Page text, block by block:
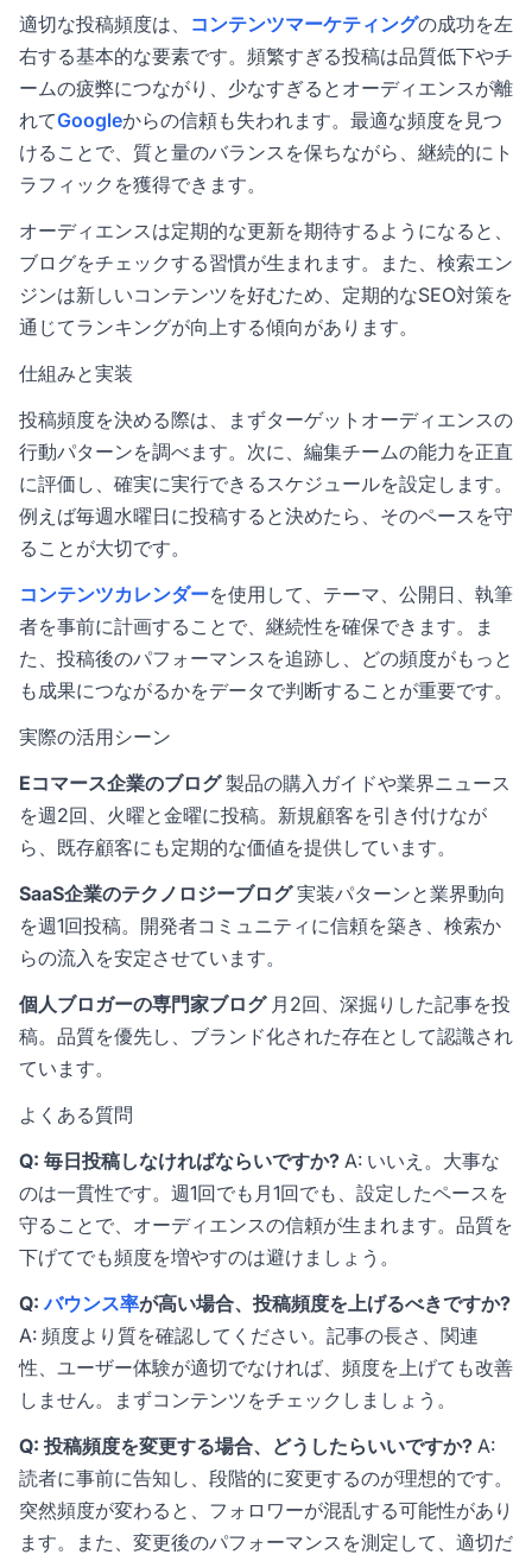
適切な投稿頻度は、 コンテンツマーケティングの成功を左
右する基本的な要素です。頻繁すぎる投稿は品質低下やチ
ームの疲弊につながり、少なすぎるとオーディエンスが離
れてGoogleからの信頼も失われます。最適な頻度を見つ
けることで、質と量のバランスを保ちながら、継続的にト
ラフィックを獲得できます。
オーディエンスは定期的な更新を期待するようになると、
ブログをチェックする習慣が生まれます。また、検索エン
ジンは新しいコンテンツを好むため、定期的なSEO対策を
通じてランキングが向上する傾向があります。
仕組みと実装
投稿頻度を決める際は、まずターゲットオーディエンスの
行動パターンを調べます。次に、編集チームの能力を正直
に評価し、確実に実行できるスケジュールを設定します。
例えば毎週水曜日に投稿すると決めたら、そのペースを守
ることが大切です。
コンテンツカレンダーを使用して、テーマ、公開日、執筆
者を事前に計画することで、継続性を確保できます。ま
た、投稿後のパフォーマンスを追跡し、どの頻度がもっと
も成果につながるかをデータで判断することが重要です。
実際の活用シーン
Eコマース企業のブログ製品の購入ガイドや業界ニュース
を週2回、火曜と金曜に投稿。新規顧客を引き付けなが
ら、既存顧客にも定期的な価値を提供しています。
SaaS企業のテクノロジーブログ実装パターンと業界動向
を週1回投稿。開発者コミュニティに信頼を築き、検索か
らの流入を安定させています。
個人ブロガーの専門家ブログ月2回、深掘りした記事を投
稿。品質を優先し、ブランド化された存在として認識され
ています。
よくある質問
Q: 毎日投稿しなければならいですか? A: いいえ。大事な
のは一貫性です。週1回でも月1回でも、設定したペースを
守ることで、オーディエンスの信頼が生まれます。品質を
下げてでも頻度を増やすのは避けましょう。
Q:バウンス率が高い場合、投稿頻度を上げるべきですか?
A: 頻度より質を確認してください。記事の長さ、関連
性、ユーザー体験が適切でなければ、頻度を上げても改善
しません。まずコンテンツをチェックしましょう。
Q: 投稿頻度を変更する場合、どうしたらいいですか? A:
読者に事前に告知し、段階的に変更するのが理想的です。
突然頻度が変わると、フォロワーが混乱する可能性があり
ます。また、変更後のパフォーマンスを測定して、適切だ